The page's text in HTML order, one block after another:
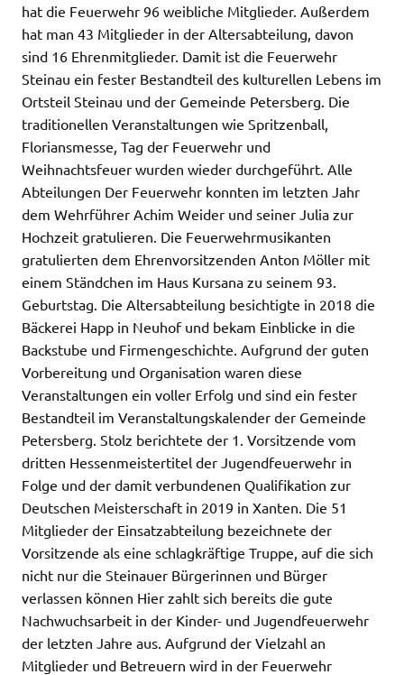
hat die Feuerwehr 96 weibliche Mitglieder. Außerdem
hat man 43 Mitglieder in der Altersabteilung, davon
sind 16 Ehrenmitglieder. Damit ist die Feuerwehr
Steinau ein fester Bestandteil des kulturellen Lebens im
Ortsteil Steinau und der Gemeinde Petersberg. Die
traditionellen Veranstaltungen wie Spritzenball,
Floriansmesse, Tag der Feuerwehr und
Weihnachtsfeuer wurden wieder durchgeführt. Alle
Abteilungen Der Feuerwehr konnten im letzten Jahr
dem Wehrführer Achim Weider und seiner Julia zur
Hochzeit gratulieren. Die Feuerwehrmusikanten
gratulierten dem Ehrenvorsitzenden Anton Möller mit
einem Ständchen im Haus Kursana zu seinem 93.
Geburtstag. Die Altersabteilung besichtigte in 2018 die
Bäckerei Happ in Neuhof und bekam Einblicke in die
Backstube und Firmengeschichte. Aufgrund der guten
Vorbereitung und Organisation waren diese
Veranstaltungen ein voller Erfolg und sind ein fester
Bestandteil im Veranstaltungskalender der Gemeinde
Petersberg. Stolz berichtete der 1. Vorsitzende vom
dritten Hessenmeistertitel der Jugendfeuerwehr in
Folge und der damit verbundenen Qualifikation zur
Deutschen Meisterschaft in 2019 in Xanten. Die 51
Mitglieder der Einsatzabteilung bezeichnete der
Vorsitzende als eine schlagkräftige Truppe, auf die sich
nicht nur die Steinauer Bürgerinnen und Bürger
verlassen können Hier zahlt sich bereits die gute
Nachwuchsarbeit in der Kinder- und Jugendfeuerwehr
der letzten Jahre aus. Aufgrund der Vielzahl an
Mitglieder und Betreuern wird in der Feuerwehr